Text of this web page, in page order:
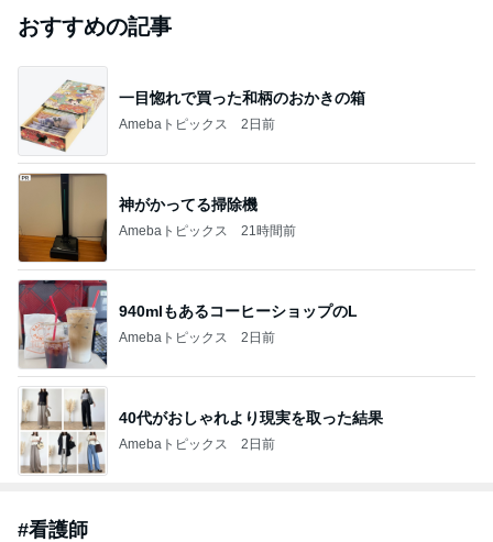
おすすめの記事
一目惚れで買った和柄のおかきの箱
Amebaトピックス 2日前
神がかってる掃除機
Amebaトピックス 21時間前
940mlもあるコーヒーショップのL
Amebaトピックス 2日前
40代がおしゃれより現実を取った結果
Amebaトピックス 2日前
#看護師